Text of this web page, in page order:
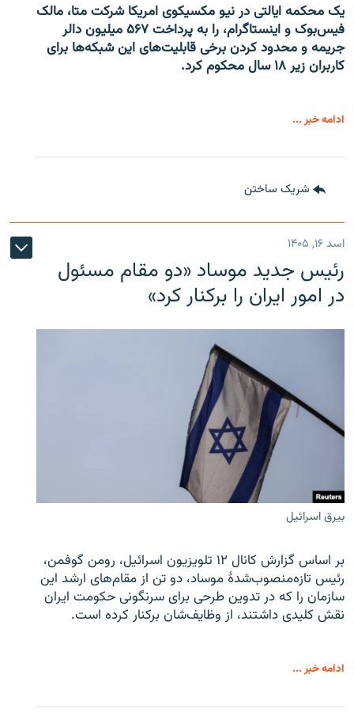
یک محکمه ایالتی در نیو مکسیکوی امریکا شرکت متا، مالک
فیس‌بوک و اینستاگرام، را به پرداخت ۵۶۷ میلیون دالر
جریمه و محدود کردن برخی قابلیت‌های این شبکه‌ها برای
کاربران زیر ۱۸ سال محکوم کرد.
ادامه خبر ...
شریک ساختن
اسد ۱۶, ۱۴۰۵
رئیس جدید موساد «دو مقام مسئول
در امور ایران را برکنار کرد»
بیرق اسرائیل
بر اساس گزارش کانال ۱۲ تلویزیون اسرائیل، رومن گوفمن،
رئیس تازه‌منصوب‌شدۀ موساد، دو تن از مقام‌های ارشد این
سازمان را که در تدوین طرحی برای سرنگونی حکومت ایران
نقش کلیدی داشتند، از وظایف‌شان برکنار کرده است.
ادامه خبر ...